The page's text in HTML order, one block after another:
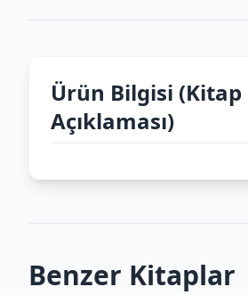
Ürün Bilgisi (Kitap
Açıklaması)
Benzer Kitaplar